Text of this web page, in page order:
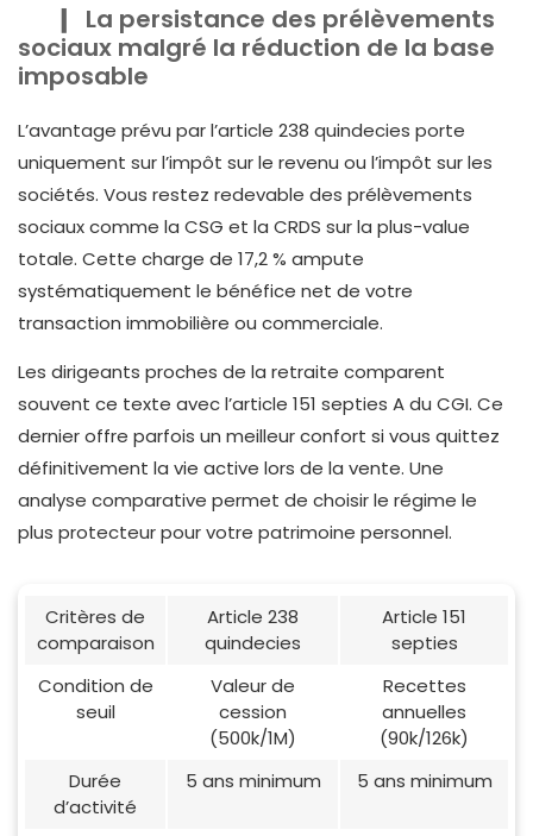
La persistance des prélèvements
sociaux malgré la réduction de la base
imposable
L’avantage prévu par l’article 238 quindecies porte
uniquement sur l’impôt sur le revenu ou l’impôt sur les
sociétés. Vous restez redevable des prélèvements
sociaux comme la CSG et la CRDS sur la plus-value
totale. Cette charge de 17,2 % ampute
systématiquement le bénéfice net de votre
transaction immobilière ou commerciale.
Les dirigeants proches de la retraite comparent
souvent ce texte avec l’article 151 septies A du CGI. Ce
dernier offre parfois un meilleur confort si vous quittez
définitivement la vie active lors de la vente. Une
analyse comparative permet de choisir le régime le
plus protecteur pour votre patrimoine personnel.
Critères de
comparaison
Article 238
quindecies
Article 151
septies
Condition de
seuil
Valeur de
cession
(500k/1M)
Recettes
annuelles
(90k/126k)
Durée
d’activité
5 ans minimum 5 ans minimum